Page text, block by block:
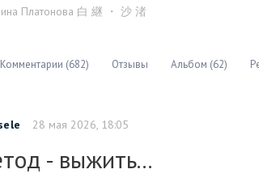
Платонова 白 継 ・ 沙 渚
Комментарии (682) Отзывы Альбом (62)
28 мая 2026, 18:05
- выжить...